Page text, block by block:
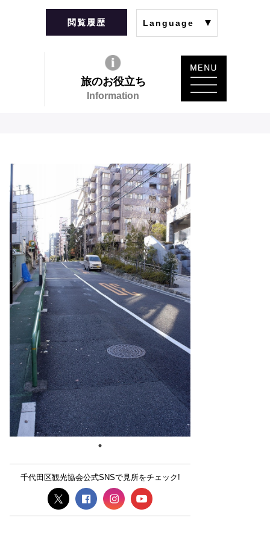
閲覧履歴 Language
旅のお役立ち
Information
千代田区観光協会公式SNSで見所をチェック!